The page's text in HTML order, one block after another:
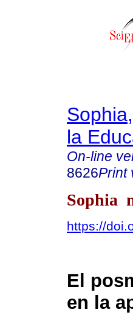
la
On-line
8626Print
Sophia
https://
El
en la